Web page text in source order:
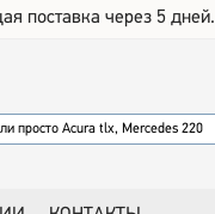
поставка через 5 дней.